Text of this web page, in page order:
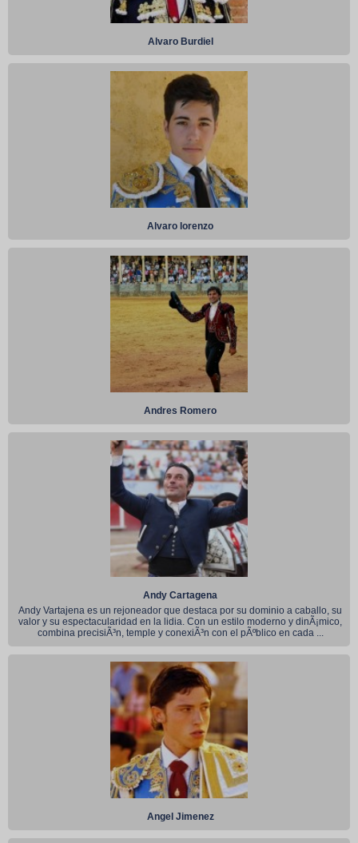
Alvaro Burdiel
Alvaro lorenzo
Andres Romero
Andy Cartagena
Andy Vartajena es un rejoneador que destaca por su dominio a caballo, su
valor y su espectacularidad en la lidia. Con un estilo moderno y dinÃ¡mico,
combina precisiÃ³n, temple y conexiÃ³n con el pÃºblico en cada ...
Angel Jimenez